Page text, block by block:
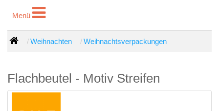
Menü
Menü
Weihnachten Weihnachtsverpackungen
Flachbeutel - Motiv Streifen